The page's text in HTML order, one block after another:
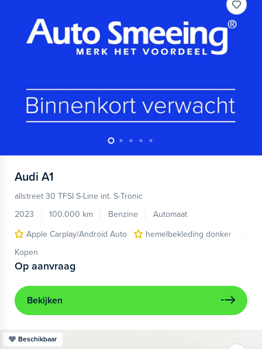
Audi A1
allstreet 30 TFSI S-Line int. S-Tronic
2023
100.000 km Benzine
Automaat
Apple Carplay/Android Auto
hemelbekleding donker
Kopen
Op aanvraag
Bekijken
Beschikbaar